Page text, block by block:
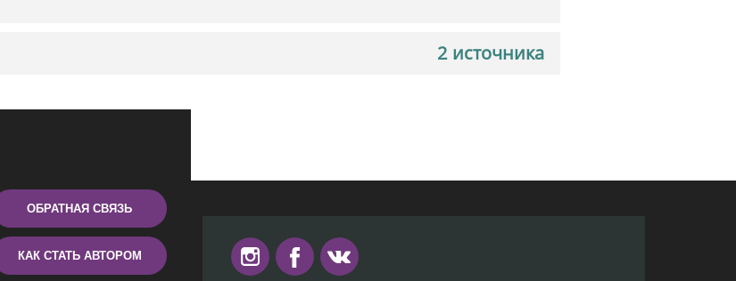
2 источника
ОБРАТНАЯ СВЯЗЬ
КАК СТАТЬ АВТОРОМ